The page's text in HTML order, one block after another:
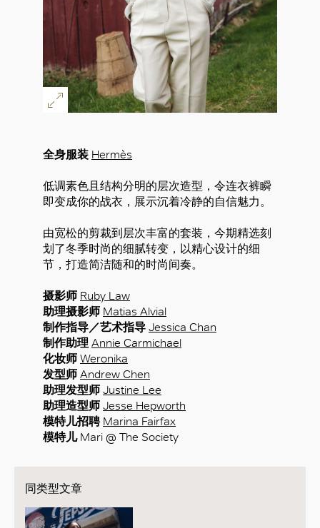
全身服装 Hermès
低调素色且结构分明的层次造型，令连衣裤瞬
即变成你的战衣，展示沉着冷静的自信魅力。
由宽松的剪裁到层次丰富的套装，今期精选刻
划了冬季时尚的细腻转变，以精心设计的细
节，打造简洁随和的时尚间奏。
摄影师 Ruby Law
助理摄影师 Matias Alvial
制作指导／艺术指导 Jessica Chan
制作助理 Annie Carmichael
化妆师 Weronika
发型师 Andrew Chen
助理发型师 Justine Lee
助理造型师 Jesse Hepworth
模特儿招聘 Marina Fairfax
模特儿Mari @ The Society
同类型文章